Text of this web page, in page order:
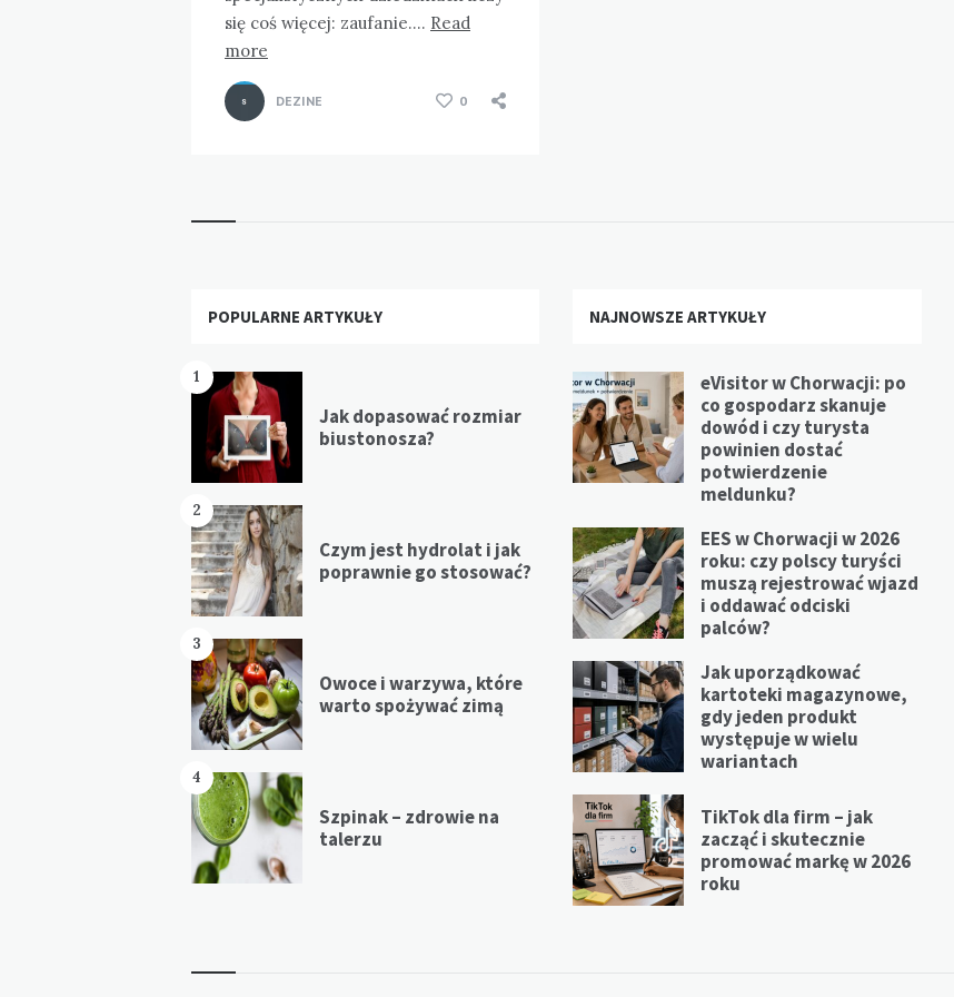
się coś więcej: zaufanie…. Read
more
DEZINE 0
Widgets
POPULARNE ARTYKUŁY
1
Jak dopasować rozmiar
biustonosza?
2
Czym jest hydrolat i jak
poprawnie go stosować?
3
Owoce i warzywa, które
warto spożywać zimą
4
Szpinak – zdrowie na
talerzu
NAJNOWSZE ARTYKUŁY
eVisitor w Chorwacji: po
co gospodarz skanuje
dowód i czy turysta
powinien dostać
potwierdzenie
meldunku?
EES w Chorwacji w 2026
roku: czy polscy turyści
muszą rejestrować wjazd
i oddawać odciski
palców?
Jak uporządkować
kartoteki magazynowe,
gdy jeden produkt
występuje w wielu
wariantach
TikTok dla firm – jak
zacząć i skutecznie
promować markę w 2026
roku